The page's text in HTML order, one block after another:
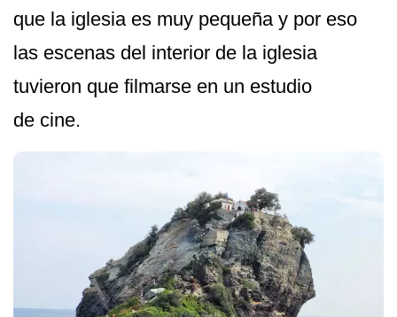
que la iglesia es muy pequeña y por eso
las escenas del interior de la iglesia
tuvieron que filmarse en un estudio
de cine.